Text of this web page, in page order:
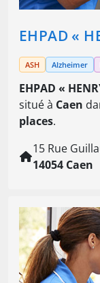
EHPAD «
ASH Alzheimer
EHPAD «
situé à Caen
places.
15 Rue
14054 Caen